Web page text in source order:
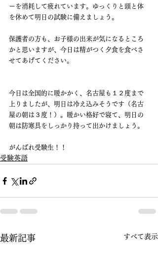
ーを消耗して疲れています。ゆっくりと頭と体
を休めて明日の試験に備えましょう。
保護者の方も、お子様の出来が気になるところ
かと思いますが、今日は精がつく夕食を食べさ
せてあげてください。
今日は全国的に暖かかく、名古屋も１２度まで
上りましたが、明日は冷え込みそうです（名古
屋の朝は３度！）。暖かい格好で寝て、明日の
朝は防寒具をしっかり持って出かけましょう。
がんばれ受験生！！
受験英語
最新記事 すべて表示